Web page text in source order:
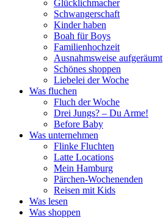
Glücklichmacher
Schwangerschaft
Kinder haben
Boah für Boys
Familienhochzeit
Ausnahmsweise aufgeräumt
Schönes shoppen
Liebelei der Woche
Was fluchen
Fluch der Woche
Drei Jungs? – Du Arme!
Before Baby
Was unternehmen
Flinke Fluchten
Latte Locations
Mein Hamburg
Pärchen-Wochenenden
Reisen mit Kids
Was lesen
Was shoppen